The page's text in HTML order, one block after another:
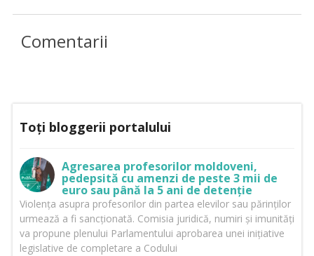
Comentarii
Toți bloggerii portalului
Agresarea profesorilor moldoveni,
pedepsită cu amenzi de peste 3 mii de
euro sau până la 5 ani de detenție
Violența asupra profesorilor din partea elevilor sau părinților
urmează a fi sancționată. Comisia juridică, numiri și imunități
va propune plenului Parlamentului aprobarea unei inițiative
legislative de completare a Codului